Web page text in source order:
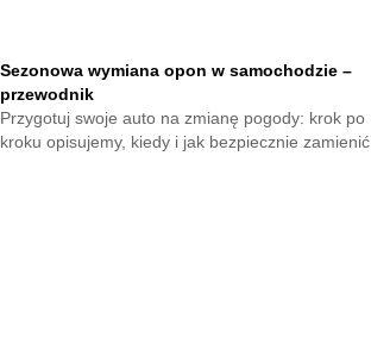
Sezonowa wymiana opon w samochodzie –
przewodnik
Przygotuj swoje auto na zmianę pogody: krok po
kroku opisujemy, kiedy i jak bezpiecznie zamienić